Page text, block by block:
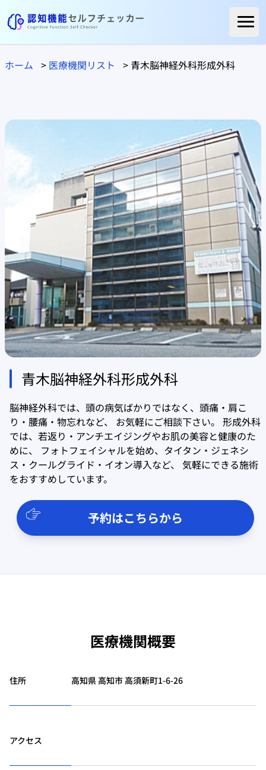
ホーム
ご利用者様の声
自治体の方へ
医療機関リスト
ホーム > 医療機関リスト > 青木脳神経外科形成外科
青木脳神経外科形成外科
脳神経外科では、頭の病気ばかりではなく、頭痛・肩こ
り・腰痛・物忘れなど、 お気軽にご相談下さい。 形成外科
では、若返り・アンチエイジングやお肌の美容と健康のた
めに、 フォトフェイシャルを始め、タイタン・ジェネシ
ス・クールグライド・イオン導入など、 気軽にできる施術
をおすすめしています。
予約はこちらから
医療機関概要
住所 高知県 高知市 高須新町1-6-26
アクセス